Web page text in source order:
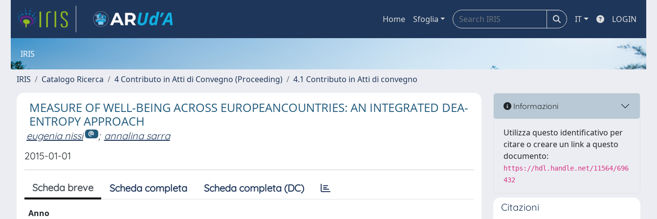
Home Sfoglia IT LOGIN
IRIS
IRIS Catalogo Ricerca 4 Contributo in Atti di Convegno (Proceeding) 4.1 Contributo in Atti di convegno
MEASURE OF WELL-BEING ACROSS EUROPEANCOUNTRIES: AN INTEGRATED DEA-
ENTROPY APPROACH
eugenia nissi ; annalina sarra
2015-01-01
Scheda breve Scheda completa Scheda completa (DC)
Anno
Informazioni
Utilizza questo identificativo per
citare o creare un link a questo
documento:
https://hdl.handle.net/11564/696
432
Citazioni